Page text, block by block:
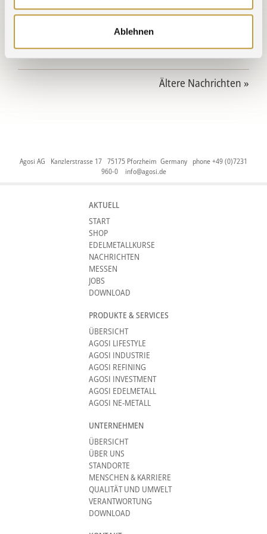
Ablehnen
30.09.2025 » Führungsspitze zu Gast bei Agosi
Ältere Nachrichten »
Agosi AG Kanzlerstrasse 17 75175 Pforzheim Germany phone +49 (0)7231
960-0 info@agosi.de
AKTUELL
START
SHOP
EDELMETALLKURSE
NACHRICHTEN
MESSEN
JOBS
DOWNLOAD
PRODUKTE & SERVICES
ÜBERSICHT
AGOSI LIFESTYLE
AGOSI INDUSTRIE
AGOSI REFINING
AGOSI INVESTMENT
AGOSI EDELMETALL
AGOSI NE-METALL
UNTERNEHMEN
ÜBERSICHT
ÜBER UNS
STANDORTE
MENSCHEN & KARRIERE
QUALITÄT UND UMWELT
VERANTWORTUNG
DOWNLOAD